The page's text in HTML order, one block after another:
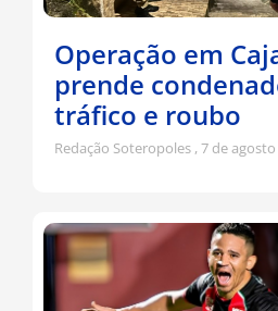
Operação em
prende
tráfico e roubo
Redação Soteropoles 7 de